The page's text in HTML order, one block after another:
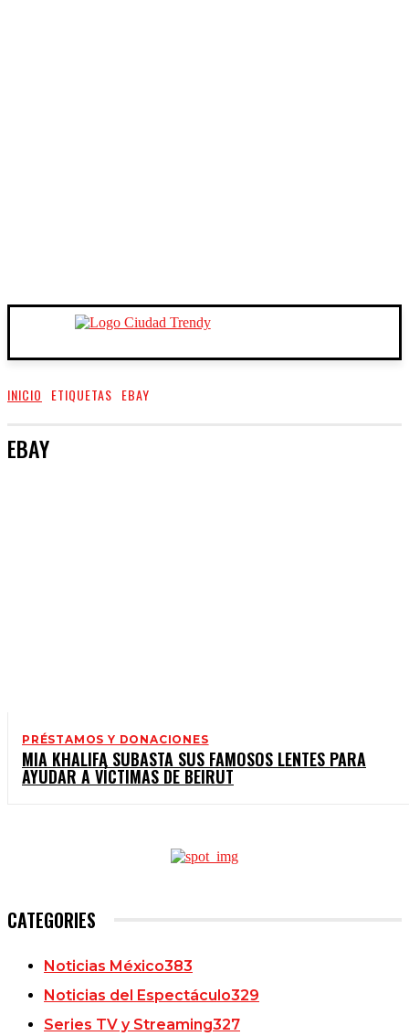
INICIO ETIQUETAS EBAY
EBAY
PRÉSTAMOS Y DONACIONES
MIA KHALIFA SUBASTA SUS FAMOSOS LENTES PARA
AYUDAR A VÍCTIMAS DE BEIRUT
CATEGORIES
Noticias México383
Noticias del Espectáculo329
Series TV y Streaming327